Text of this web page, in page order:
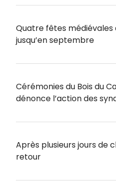
Quatre fêtes médiévales
jusqu’en septembre
Cérémonies du Bois du
dénonce l’action des
Après plusieurs jours de
retour